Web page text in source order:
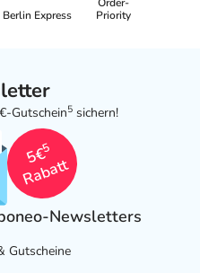
Berlin Express
Priority
Gutschein5 sichern!
5€
5
Rabatt
Newsletters
Gutscheine